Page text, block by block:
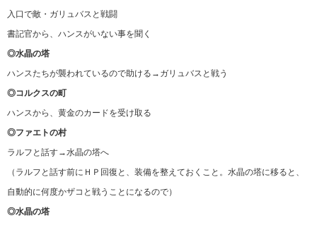
入口で敵・ガリュバスと戦闘
書記官から、ハンスがいない事を聞く
◎水晶の塔
ハンスたちが襲われているので助ける→ガリュバスと戦う
◎コルクスの町
ハンスから、黄金のカードを受け取る
◎ファエトの村
ラルフと話す→水晶の塔へ
（ラルフと話す前にＨＰ回復と、装備を整えておくこと。水晶の塔に移ると、
自動的に何度かザコと戦うことになるので）
◎水晶の塔